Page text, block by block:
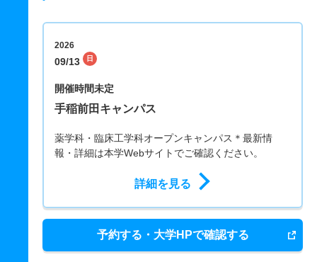
2026
09/13 日
開催時間未定
手稲前田キャンパス
薬学科・臨床工学科オープンキャンパス＊最新情
報・詳細は本学Webサイトでご確認ください。
詳細を見る
予約する・大学HPで確認する